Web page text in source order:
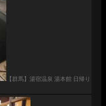
【群馬】湯宿温泉 湯本館 日帰り